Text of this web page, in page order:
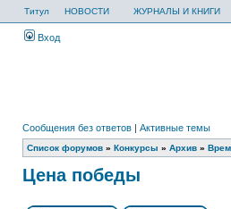
Титул НОВОСТИ ЖУРНАЛЫ И КНИГИ
Вход
Сообщения без ответов | Активные темы
Список форумов » Конкурсы » Архив »
Цена победы